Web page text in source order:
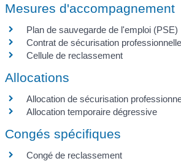
Mesures d'accompagnement
Plan de sauvegarde de l'emploi (PSE)
Contrat de sécurisation
Cellule de reclassement
Allocations
Allocation de sécurisation
Allocation temporaire dégressive
Congés spécifiques
Congé de reclassement